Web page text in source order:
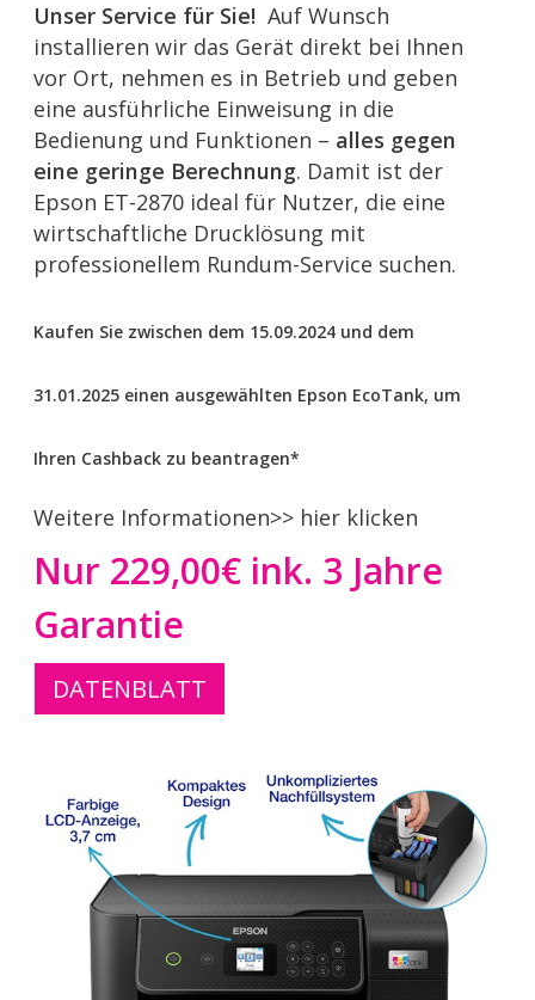
Unser Service für Sie! Auf Wunsch
installieren wir das Gerät direkt bei Ihnen
vor Ort, nehmen es in Betrieb und geben
eine ausführliche Einweisung in die
Bedienung und Funktionen – alles gegen
eine geringe Berechnung. Damit ist der
Epson ET-2870 ideal für Nutzer, die eine
wirtschaftliche Drucklösung mit
professionellem Rundum-Service suchen.
Kaufen Sie zwischen dem 15.09.2024 und dem
31.01.2025 einen ausgewählten Epson EcoTank, um
Ihren Cashback zu beantragen*
Weitere Informationen>> hier klicken
Nur 229,00€ ink. 3 Jahre
Garantie
DATENBLATT